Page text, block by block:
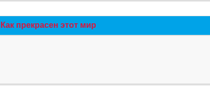
Как прекрасен этот мир